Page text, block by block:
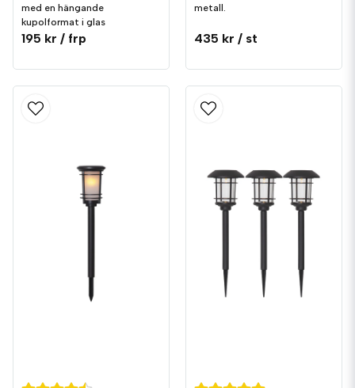
med en hängande
kupolformat i glas
195 kr / frp
metall.
435 kr / st